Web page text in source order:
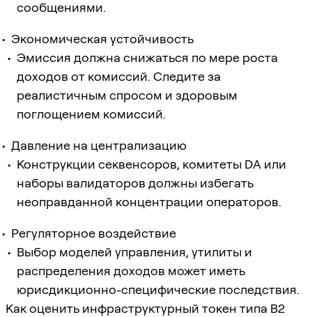
сообщениями.
Экономическая устойчивость
Эмиссия должна снижаться по мере роста
доходов от комиссий. Следите за
реалистичным спросом и здоровым
поглощением комиссий.
Давление на централизацию
Конструкции секвенсоров, комитеты DA или
наборы валидаторов должны избегать
неоправданной концентрации операторов.
Регуляторное воздействие
Выбор моделей управления, утилиты и
распределения доходов может иметь
юрисдикционно-специфические последствия.
Как оценить инфраструктурный токен типа B2